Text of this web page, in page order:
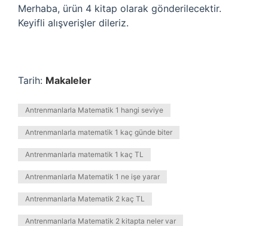
Merhaba, ürün 4 kitap olarak gönderilecektir.
Keyifli alışverişler dileriz.
Tarih: Makaleler
Antrenmanlarla Matematik 1 hangi seviye
Antrenmanlarla matematik 1 kaç günde biter
Antrenmanlarla matematik 1 kaç TL
Antrenmanlarla Matematik 1 ne işe yarar
Antrenmanlarla Matematik 2 kaç TL
Antrenmanlarla Matematik 2 kitapta neler var